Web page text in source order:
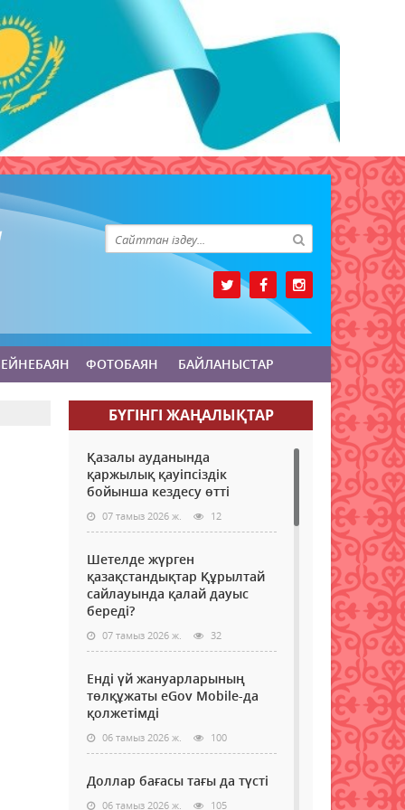
ФОТОБАЯН БАЙЛАНЫСТАР
БҮГІНГI ЖАҢАЛЫҚТАР
Қазалы ауданында
қаржылық қауіпсіздік
бойынша кездесу өтті
07 тамыз 2026 ж. 12
Шетелде жүрген
қазақстандықтар Құрылтай
сайлауында қалай дауыс
береді?
07 тамыз 2026 ж. 32
Енді үй жануарларының
төлқұжаты eGov Mobile-да
қолжетімді
06 тамыз 2026 ж. 100
Доллар бағасы тағы да түсті
06 тамыз 2026 ж. 105